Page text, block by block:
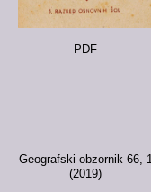
PDF
Geografski obzornik 66, 1
(2019)